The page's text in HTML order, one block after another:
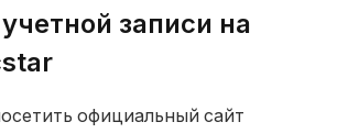
записи на
официальный сайт